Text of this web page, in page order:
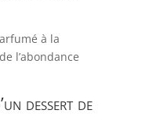
à la
l’abondance
dessert de